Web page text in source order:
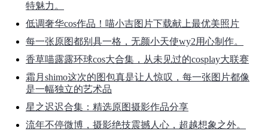
特魅力。
低调奢华cos作品！喵小吉图片下载献上最优美照片
每一张原图都别具一格，无颜小天使wy2用心制作。
香草喵露露环球cos大合集，从未见过的cosplay大联赛
霜月shimo这次的图包真是让人惊叹，每一张图片都像
是一幅独立的艺术品
星之迟迟合集：精选原图摄影作品分享
流年不停微博，摄影绝技震撼人心，超越想象之外。